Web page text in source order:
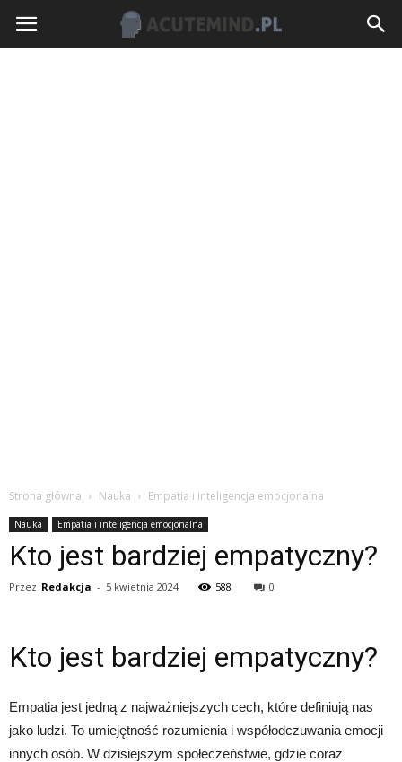
Strona główna Nauka Empatia i inteligencja emocjonalna
Nauka Empatia i inteligencja emocjonalna
Kto jest bardziej empatyczny?
Przez Redakcja - 5 kwietnia 2024 588 0
Kto jest bardziej empatyczny?
Empatia jest jedną z najważniejszych cech, które definiują nas
jako ludzi. To umiejętność rozumienia i współodczuwania emocji
innych osób. W dzisiejszym społeczeństwie, gdzie coraz